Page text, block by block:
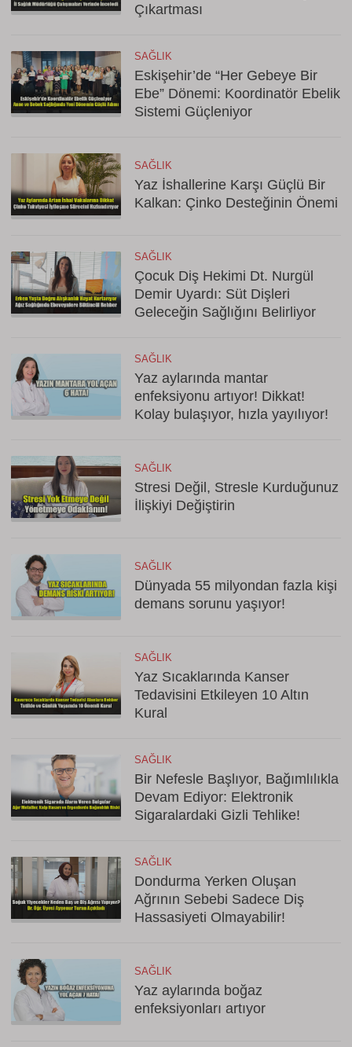
Çıkartması
SAĞLIK
Eskişehir’de “Her Gebeye Bir
Ebe” Dönemi: Koordinatör Ebelik
Sistemi Güçleniyor
SAĞLIK
Yaz İshallerine Karşı Güçlü Bir
Kalkan: Çinko Desteğinin Önemi
SAĞLIK
Çocuk Diş Hekimi Dt. Nurgül
Demir Uyardı: Süt Dişleri
Geleceğin Sağlığını Belirliyor
SAĞLIK
Yaz aylarında mantar
enfeksiyonu artıyor! Dikkat!
Kolay bulaşıyor, hızla yayılıyor!
SAĞLIK
Stresi Değil, Stresle Kurduğunuz
İlişkiyi Değiştirin
SAĞLIK
Dünyada 55 milyondan fazla kişi
demans sorunu yaşıyor!
SAĞLIK
Yaz Sıcaklarında Kanser
Tedavisini Etkileyen 10 Altın
Kural
SAĞLIK
Bir Nefesle Başlıyor, Bağımlılıkla
Devam Ediyor: Elektronik
Sigaralardaki Gizli Tehlike!
SAĞLIK
Dondurma Yerken Oluşan
Ağrının Sebebi Sadece Diş
Hassasiyeti Olmayabilir!
SAĞLIK
Yaz aylarında boğaz
enfeksiyonları artıyor